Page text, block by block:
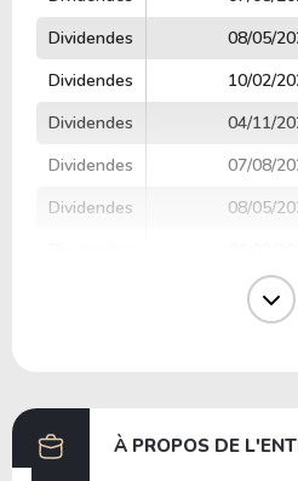
Dividendes
08/05/
Dividendes
10/02/
Dividendes
04/11/
Dividendes
07/08/
Dividendes
08/05/
04/11/
À PROPOS DE